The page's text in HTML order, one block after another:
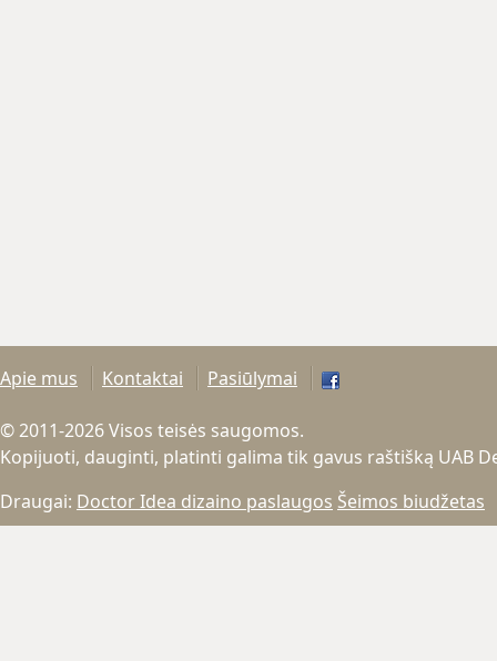
Apie mus Kontaktai Pasiūlymai
© 2011-2026 Visos teisės saugomos.
Kopijuoti, dauginti, platinti galima tik gavus raštišką UAB
Draugai: Doctor Idea dizaino paslaugos Šeimos biudžetas